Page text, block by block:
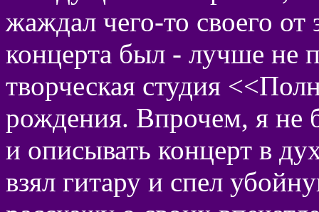
жаждал чего-то своего от
концерта был - лучше не
творческая студия
рождения. Впрочем, я не
и описывать концерт в
взял гитару и спел